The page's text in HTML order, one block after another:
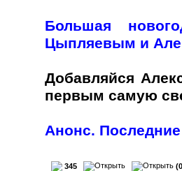
Большая
Цыпляевым и
Добавляйся
первым самую
Анонс.
345